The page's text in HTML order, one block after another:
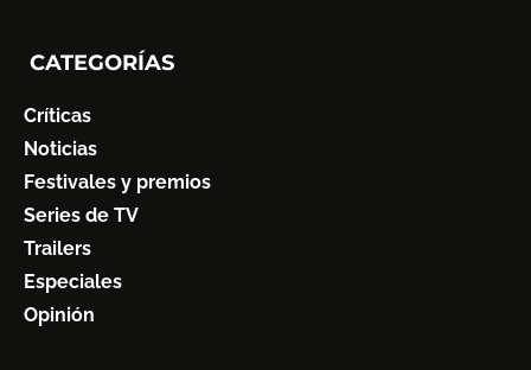
CATEGORÍAS
Críticas
Noticias
Festivales y premios
Series de TV
Trailers
Especiales
Opinión